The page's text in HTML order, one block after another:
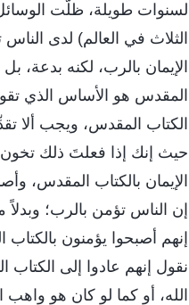
لسنوات طويلة، ظلَّت الوسائل
الثلاث في العالم) لدى
الإيمان بالرب، لكنه بدعة،
المقدس هو الأساس الذي
الكتاب المقدس، ويجب ألا
حيث إنك إذا فعلتَ ذلك تخون
الإيمان بالكتاب المقدس،
إن الناس تؤمن بالرب؛
إنهم أصبحوا يؤمنون
نقول إنهم عادوا إلى
الله، أو كما لو كان هو